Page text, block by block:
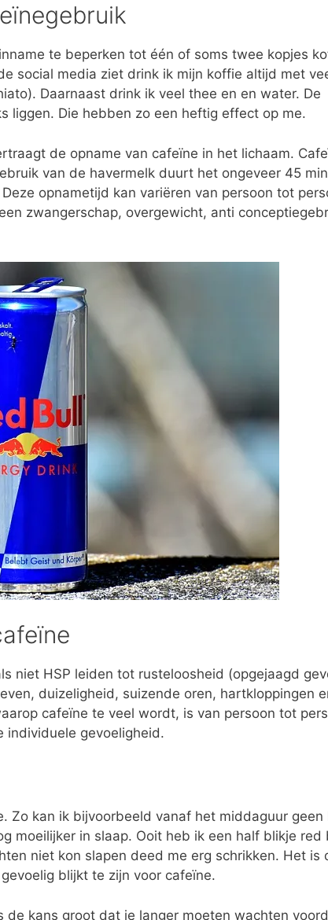
te beperken tot één of soms twee kopjes
social media ziet drink ik mijn koffie altijd met
Daarnaast drink ik veel thee en en water. De
liggen. Die hebben zo een heftig effect op me.
de opname van cafeïne in het lichaam.
van de havermelk duurt het ongeveer 45
opnametijd kan variëren van persoon tot
zwangerschap, overgewicht, anti
niet HSP leiden tot rusteloosheid (opgejaagd
duizeligheid, suizende oren, hartkloppingen
cafeïne te veel wordt, is van persoon tot
individuele gevoeligheid.
Zo kan ik bijvoorbeeld vanaf het middaguur geen
moeilijker in slaap. Ooit heb ik een half blikje red
niet kon slapen deed me erg schrikken. Het is
blijkt te zijn voor cafeïne.
de kans groot dat je langer moeten wachten